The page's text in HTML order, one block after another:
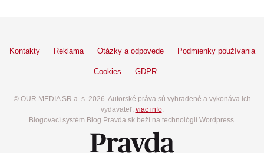
Kontakty Reklama Otázky a odpovede Podmienky používania
Cookies GDPR
© OUR MEDIA SR a. s. 2026. Autorské práva sú vyhradené a vykonáva ich
vydavateľ, viac info.
Blogovací systém Blog.Pravda.sk beží na technológií Wordpress.